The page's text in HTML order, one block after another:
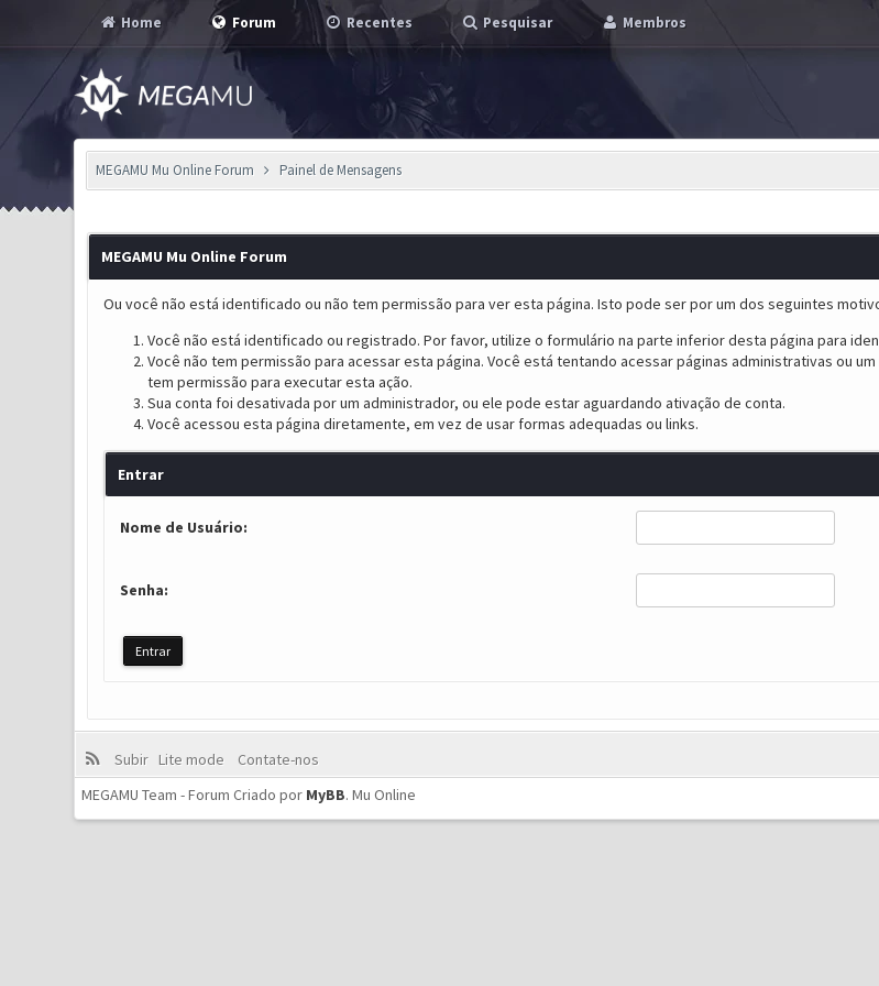
Home Forum Recentes Pesquisar Membros
MEGAMU Mu Online Forum Painel de Mensagens
MEGAMU Mu Online Forum
Ou você não está identificado ou não tem permissão para ver esta página. Isto pode ser por um dos seguintes
Você não está identificado ou registrado. Por favor, utilize o formulário na parte inferior desta página para
Você não tem permissão para acessar esta página. Você está tentando acessar páginas administrativas ou
tem permissão para executar esta ação.
Sua conta foi desativada por um administrador, ou ele pode estar aguardando ativação de conta.
Você acessou esta página diretamente, em vez de usar formas adequadas ou links.
Entrar
Nome de Usuário:
Senha:
Subir Lite mode
Contate-nos
MEGAMU Team - Forum Criado por MyBB.Mu Online